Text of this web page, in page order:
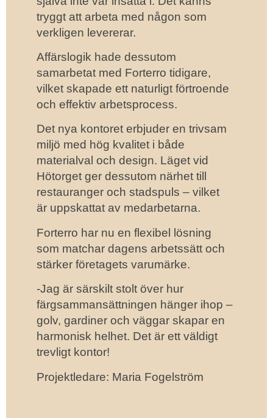
tryggt att arbeta med någon som
verkligen levererar.
Affärslogik hade dessutom
samarbetat med Forterro tidigare,
vilket skapade ett naturligt förtroende
och effektiv arbetsprocess.
Det nya kontoret erbjuder en trivsam
miljö med hög kvalitet i både
materialval och design. Läget vid
Hötorget ger dessutom närhet till
restauranger och stadspuls – vilket
är uppskattat av medarbetarna.
Forterro har nu en flexibel lösning
som matchar dagens arbetssätt och
stärker företagets varumärke.
-Jag är särskilt stolt över hur
färgsammansättningen hänger ihop –
golv, gardiner och väggar skapar en
harmonisk helhet. Det är ett väldigt
trevligt kontor!
Projektledare: Maria Fogelström